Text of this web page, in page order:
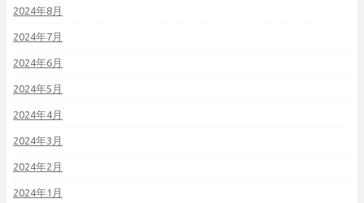
2024年8月
2024年7月
2024年6月
2024年5月
2024年4月
2024年3月
2024年2月
2024年1月